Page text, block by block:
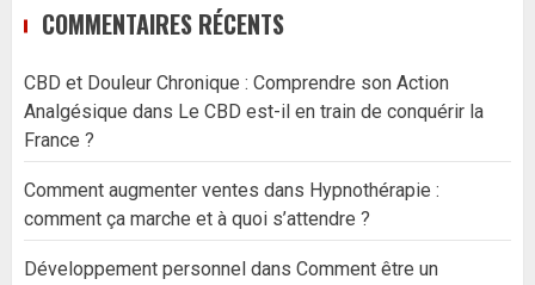
COMMENTAIRES RÉCENTS
CBD et Douleur Chronique : Comprendre son Action
Analgésique dans Le CBD est-il en train de conquérir la
France ?
Comment augmenter ventes dans Hypnothérapie :
comment ça marche et à quoi s’attendre ?
Développement personnel dans Comment être un